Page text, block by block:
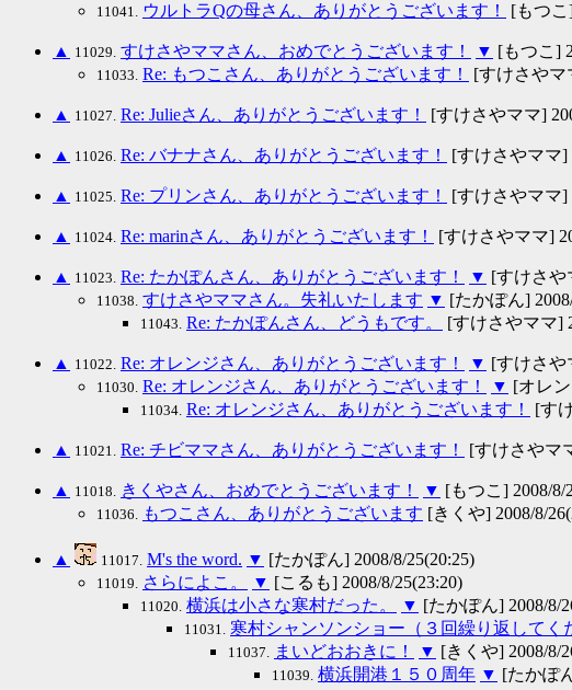
11041. ウルトラQの母さん、ありがとうございます！ [もつこ
▲ 11029. すけさやママさん、おめでとうございます！ ▼ [もつこ]
11033. Re: もつこさん、ありがとうございます！ [すけさやマ
▲ 11027. Re: Julieさん、ありがとうございます！ [すけさやママ]
▲ 11026. Re: バナナさん、ありがとうございます！ [すけさやママ]
▲ 11025. Re: プリンさん、ありがとうございます！ [すけさやママ]
▲ 11024. Re: marinさん、ありがとうございます！ [すけさやママ]
▲ 11023. Re: たかぽんさん、ありがとうございます！ ▼ [すけさや
11038. すけさやママさん。失礼いたします ▼ [たかぽん]
11043. Re: たかぽんさん、どうもです。 [すけさやママ]
▲ 11022. Re: オレンジさん、ありがとうございます！ ▼ [すけさや
11030. Re: オレンジさん、ありがとうございます！ ▼ [オレン
11034. Re: オレンジさん、ありがとうございます！ [す
▲ 11021. Re: チビママさん、ありがとうございます！ [すけさやマ
▲ 11018. きくやさん、おめでとうございます！ ▼ [もつこ] 2008/8/
11036. もつこさん、ありがとうございます [きくや] 2008/8/
▲ 11017. M's the word. ▼ [たかぽん] 2008/8/25(20:25)
11019. さらによこ。 ▼ [こるも] 2008/8/25(23:20)
11020. 横浜は小さな寒村だった。 ▼ [たかぽん] 2008/8/
11031. 寒村シャンソンショー（３回繰り返してく
11037. まいどおおきに！ ▼ [きくや] 2008/8/
11039. 横浜開港１５０周年 ▼ [たかぽ